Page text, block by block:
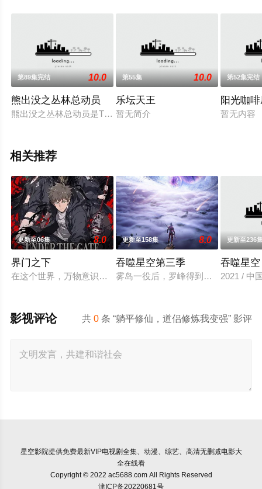
第89集完结 10.0
熊出没之丛林总动员
熊出没之丛林总动员是TV动画《熊出没》第三部，又译《熊出
第55集 10.0
乐坛天王
暂无简介
第52集完结
阳光咖
暂无内容
相关推荐
更新至06集 8.0
界门之下
在这个世界，万物意识皆由微观粒⼦构成，而岚海少年林野天生
更新至158集 8.0
吞噬星空第三季
雾岛一役后，罗峰得到陨墨星传承，
更新至236
吞噬星空
2021 / 中
共0 条 “躺平修仙，道侣修炼我变强” 影评
影视评论
星空影院提供免费最新VIP电视剧全集、动漫、综艺、高清无删减电影大
全在线看
Copyright © 2022 ac5688.com All Rights Reserved
津ICP备20220681号